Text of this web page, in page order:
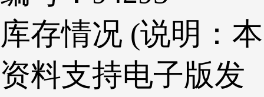
库存情况 (说明：本
资料支持电子版发